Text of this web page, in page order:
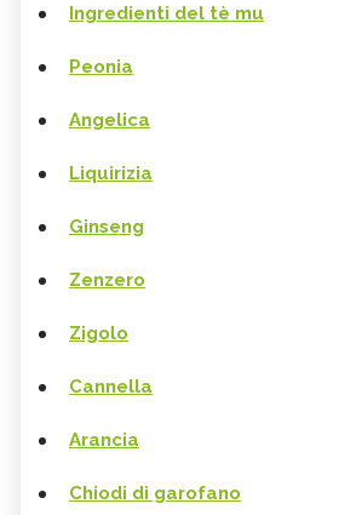
Ingredienti del tè mu
Peonia
Angelica
Liquirizia
Ginseng
Zenzero
Zigolo
Cannella
Arancia
Chiodi di garofano